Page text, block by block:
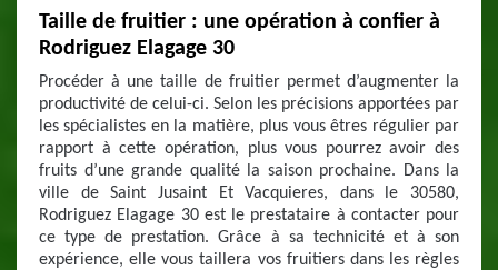
Taille de fruitier : une opération à confier à
Rodriguez Elagage 30
Procéder à une taille de fruitier permet d’augmenter la
productivité de celui-ci. Selon les précisions apportées par
les spécialistes en la matière, plus vous êtres régulier par
rapport à cette opération, plus vous pourrez avoir des
fruits d’une grande qualité la saison prochaine. Dans la
ville de Saint Jusaint Et Vacquieres, dans le 30580,
Rodriguez Elagage 30 est le prestataire à contacter pour
ce type de prestation. Grâce à sa technicité et à son
expérience, elle vous taillera vos fruitiers dans les règles